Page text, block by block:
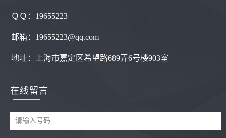
ＱＱ： 19655223
邮箱：19655223@qq.com
地址： 上海市嘉定区希望路689弄6号楼903室
在线留言